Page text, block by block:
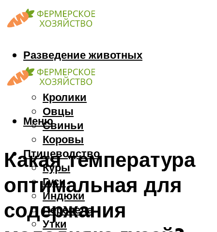
Разведение животных
Козы
Кони
Кролики
Овцы
Свиньи
Коровы
Птицеводство
Куры
Гуси
Индюки
Перепела
Утки
Меню
Какая температура
оптимальная для
содержания